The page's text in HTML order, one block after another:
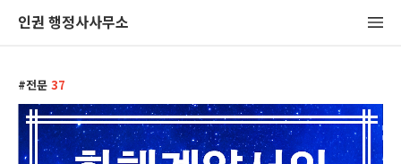
인권 행정사사무소
전문 37